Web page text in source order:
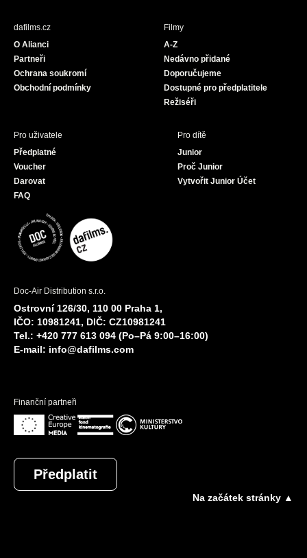
dafilms.cz
O Alianci
Partneři
Ochrana soukromí
Obchodní podmínky
Filmy
A-Z
Nedávno přidané
Doporučujeme
Dostupné pro předplatitele
Režiséři
Pro uživatele
Předplatné
Voucher
Darovat
FAQ
Pro dítě
Junior
Proč Junior
Vytvořit Junior Účet
Doc-Air Distribution s.r.o.
Ostrovní 126/30, 110 00 Praha 1,
IČO: 10981241, DIČ: CZ10981241
Tel.: +420 777 613 094 (Po–Pá 9:00–16:00)
E-mail: info@dafilms.com
Finanční partneři
Předplatit
Na začátek stránky ▲